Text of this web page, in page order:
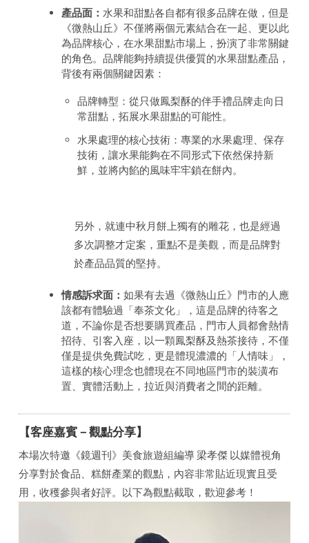
產品面： 水果和甜點各自都有很多品牌在做，但是
《微熱山丘》不僅將兩個元素結合在一起、更以此
為品牌核心，在水果甜點市場上，扮演了非常關鍵
的角色。品牌能夠持續提供優質的水果甜點產品，
背後有兩個關鍵因素：
品牌轉型：從只做鳳梨酥的伴手禮品牌走向日
常甜點，拓展水果甜點的可能性。
水果處理的核心技術：專業的水果處理、保存
技術，讓水果能夠在不同形式下依然保持新
鮮，並將內餡的風味牢牢鎖在餅內。
另外，就連中秋月餅上獨有的雕花，也是經過
多次調整才定案，重點不是美觀，而是品牌對
於產品品質的堅持。
情感訴求面：如果有去過《微熱山丘》門市的人應
該都有體驗過「奉茶文化」，這是品牌的待客之
道，不論你是否想要購買產品，門市人員都會熱情
招待、引客入座，以一顆鳳梨酥及熱茶接待，不僅
僅是提供免費試吃，更是體現濃濃的「人情味」，
這樣的核心理念也體現在不同地區門市的裝潢布
置、實體活動上，拉近與消費者之間的距離。
【客座嘉賓－觀點分享】
本場次特邀《鏡週刊》美食旅遊組編導 梁孝傑 以媒體視角
分享對於食品、糕餅產業的觀點，內容非常貼近現實且受
用，收穫參與者好評。以下為觀點截取，歡迎參考！